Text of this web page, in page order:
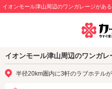
イオンモール津山周辺のワンガレージがあ
イオンモール津山周辺のワンガ
半径20km圏内に3軒のラブホテル